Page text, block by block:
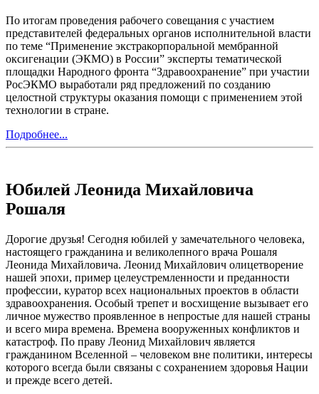
По итогам проведения рабочего совещания с участием
представителей федеральных органов исполнительной власти
по теме “Применение экстракорпоральной мембранной
оксигенации (ЭКМО) в России” эксперты тематической
площадки Народного фронта “Здравоохранение” при участии
РосЭКМО выработали ряд предложений по созданию
целостной структуры оказания помощи с применением этой
технологии в стране.
Подробнее...
Юбилей Леонида Михайловича
Рошаля
Дорогие друзья! Сегодня юбилей у замечательного человека,
настоящего гражданина и великолепного врача Рошаля
Леонида Михайловича. Леонид Михайлович олицетворение
нашей эпохи, пример целеустремленности и преданности
профессии, куратор всех национальных проектов в области
здравоохранения. Особый трепет и восхищение вызывает его
личное мужество проявленное в непростые для нашей страны
и всего мира времена. Времена вооруженных конфликтов и
катастроф. По праву Леонид Михайлович является
гражданином Вселенной – человеком вне политики, интересы
которого всегда были связаны с сохранением здоровья Нации
и прежде всего детей.